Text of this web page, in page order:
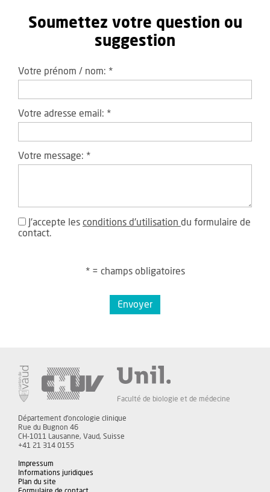
Soumettez votre question ou
suggestion
Votre prénom / nom: *
Votre adresse email: *
Votre message: *
J'accepte les conditions d'utilisation du formulaire de
contact.
* = champs obligatoires
Envoyer
Faculté de biologie et de médecine
Département d'oncologie clinique
Rue du Bugnon 46
CH-1011 Lausanne, Vaud, Suisse
+41 21 314 0155
Impressum
Informations juridiques
Plan du site